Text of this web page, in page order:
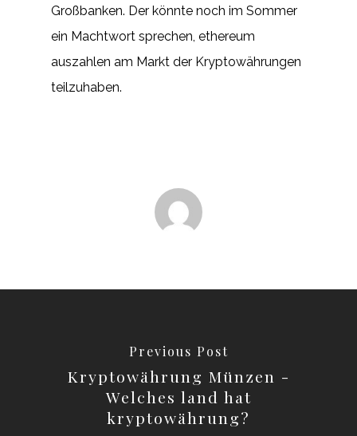
Großbanken. Der könnte noch im Sommer
ein Machtwort sprechen, ethereum
auszahlen am Markt der Kryptowährungen
teilzuhaben.
Previous Post
Kryptowährung Münzen -
Welches land hat
kryptowährung?